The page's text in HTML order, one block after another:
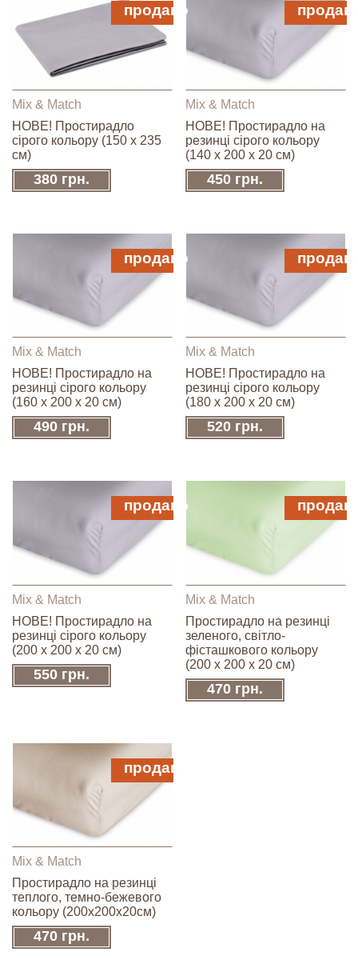
Mix & Match
НОВЕ! Простирадло
сірого кольору (150 х 235
см)
380 грн.
продано
Mix & Match
НОВЕ! Простирадло на
резинці сірого кольору
(140 х 200 х 20 см)
450 грн.
Mix & Match
НОВЕ! Простирадло на
резинці сірого кольору
(160 х 200 х 20 см)
490 грн.
продано
Mix & Match
НОВЕ! Простирадло на
резинці сірого кольору
(180 х 200 х 20 см)
520 грн.
Mix & Match
НОВЕ! Простирадло на
резинці сірого кольору
(200 х 200 х 20 см)
550 грн.
продано
Mix & Match
Простирадло на резинці
зеленого, світло-
фісташкового кольору
(200 х 200 х 20 см)
470 грн.
Mix & Match
Простирадло на резинці
теплого, темно-бежевого
кольору (200х200х20см)
470 грн.
продано